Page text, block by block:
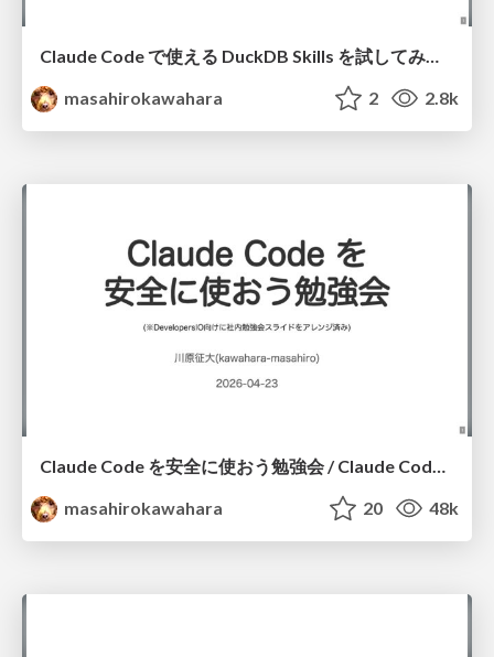
masahirokawahara
2 2.8k
Claude Code を安全に使おう勉強会 / Claude Code Security Basics
masahirokawahara
20 48k